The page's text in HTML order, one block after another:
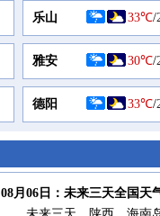
乐山 33℃/
雅安 30℃/
德阳 33℃/
08月06日：未来三天全国天